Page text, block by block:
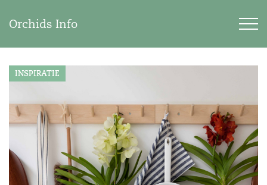
Orchids Info
INSPIRATIE